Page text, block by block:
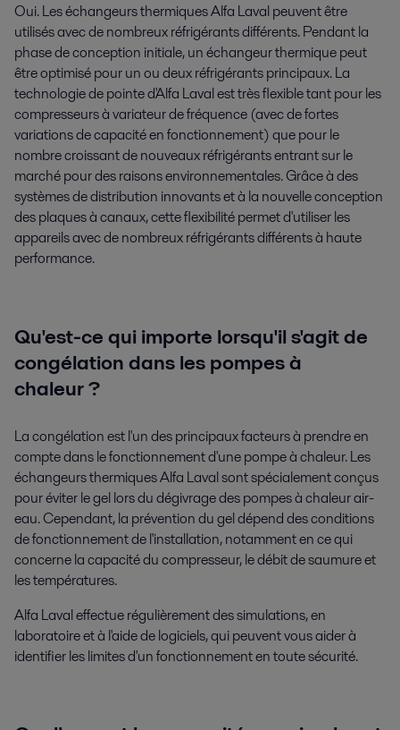
Oui. Les échangeurs thermiques Alfa Laval peuvent être
utilisés avec de nombreux réfrigérants différents. Pendant la
phase de conception initiale, un échangeur thermique peut
être optimisé pour un ou deux réfrigérants principaux. La
technologie de pointe d'Alfa Laval est très flexible tant pour les
compresseurs à variateur de fréquence (avec de fortes
variations de capacité en fonctionnement) que pour le
nombre croissant de nouveaux réfrigérants entrant sur le
marché pour des raisons environnementales. Grâce à des
systèmes de distribution innovants et à la nouvelle conception
des plaques à canaux, cette flexibilité permet d'utiliser les
appareils avec de nombreux réfrigérants différents à haute
performance.
Qu'est-ce qui importe lorsqu'il s'agit de
congélation dans les pompes à
chaleur ?
La congélation est l'un des principaux facteurs à prendre en
compte dans le fonctionnement d'une pompe à chaleur. Les
échangeurs thermiques Alfa Laval sont spécialement conçus
pour éviter le gel lors du dégivrage des pompes à chaleur air-
eau. Cependant, la prévention du gel dépend des conditions
de fonctionnement de l'installation, notamment en ce qui
concerne la capacité du compresseur, le débit de saumure et
les températures.
Alfa Laval effectue régulièrement des simulations, en
laboratoire et à l'aide de logiciels, qui peuvent vous aider à
identifier les limites d'un fonctionnement en toute sécurité.